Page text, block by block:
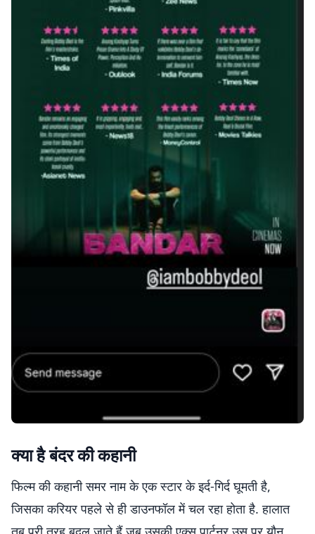
क्या है बंदर की कहानी
फिल्म की कहानी समर नाम के एक स्टार के इर्द-गिर्द घूमती है,
जिसका करियर पहले से ही डाउनफॉल में चल रहा होता है. हालात